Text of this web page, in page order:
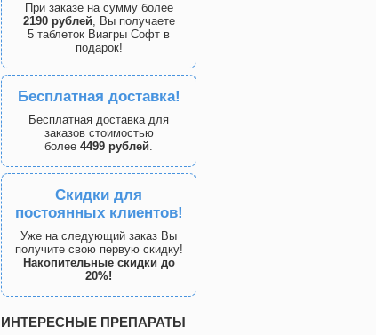
При заказе на сумму более
2190 рублей, Вы получаете
5 таблеток Виагры Софт в
подарок!
Бесплатная доставка!
Бесплатная доставка для
заказов стоимостью
более 4499 рублей.
Скидки для
постоянных клиентов!
Уже на следующий заказ Вы
получите свою первую скидку!
Накопительные скидки до
20%!
ИНТЕРЕСНЫЕ ПРЕПАРАТЫ